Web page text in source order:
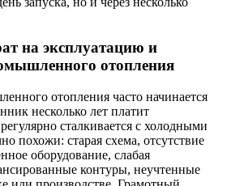
на эксплуатацию и
отопления
отопления часто начинается
несколько лет платит
сталкивается с холодными
похожи: старая схема, отсутствие
оборудование, слабая
контуры, неучтенные